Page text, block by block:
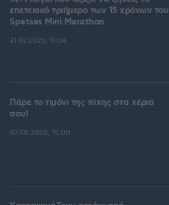
επετειακό τριήμερο των 15 χρόνων του
Spetses Mini Marathon
31.07.2026, 11:04
Πάρε το τιμόνι της τύχης στα χέρια
σου!
07.08.2026, 15:00